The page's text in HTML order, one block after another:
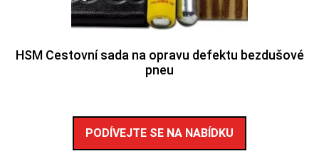
HSM Cestovní sada na opravu defektu bezdušové
pneu
PODÍVEJTE SE NA NABÍDKU